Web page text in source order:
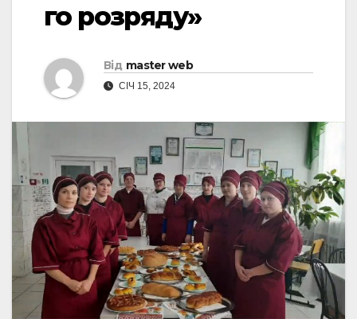
го розряду»
Від master web
СІЧ 15, 2024